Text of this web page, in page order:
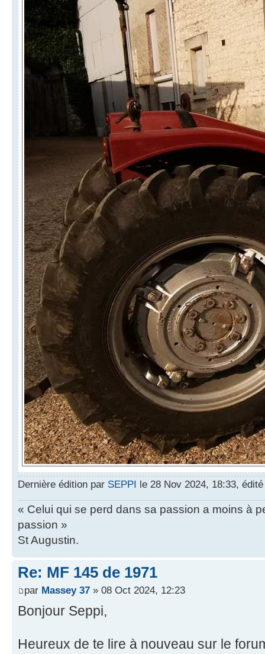
Dernière édition par SEPPI le 28 Nov 2024, 18:33,
« Celui qui se perd dans sa passion a moins à
passion »
St Augustin.
Re: MF 145 de 1971
par Massey 37 » 08 Oct 2024, 12:23
Bonjour Seppi,
Heureux de te lire à nouveau sur le